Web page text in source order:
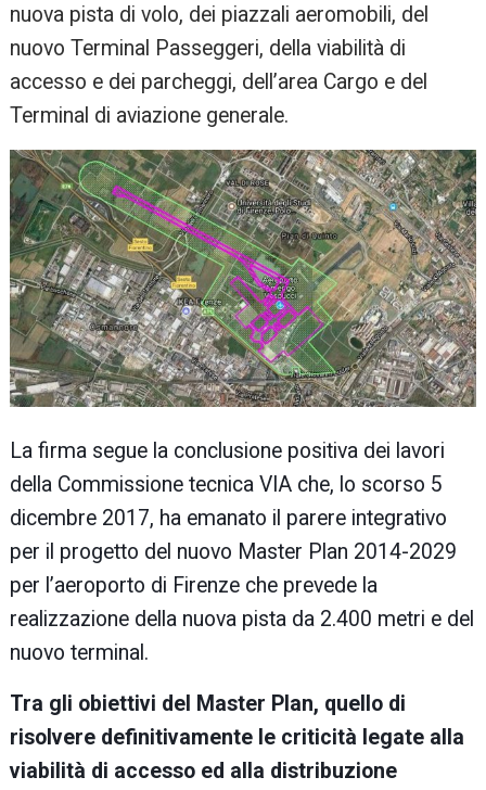
nuova pista di volo, dei piazzali aeromobili, del
nuovo Terminal Passeggeri, della viabilità di
accesso e dei parcheggi, dell’area Cargo e del
Terminal di aviazione generale.
La firma segue la conclusione positiva dei lavori
della Commissione tecnica VIA che, lo scorso 5
dicembre 2017, ha emanato il parere integrativo
per il progetto del nuovo Master Plan 2014-2029
per l’aeroporto di Firenze che prevede la
realizzazione della nuova pista da 2.400 metri e del
nuovo terminal.
Tra gli obiettivi del Master Plan, quello di
risolvere definitivamente le criticità legate alla
viabilità di accesso ed alla distribuzione